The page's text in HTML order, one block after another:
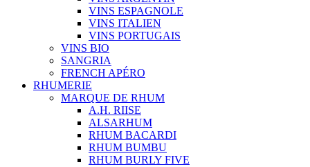
VINS ESPAGNOLE
VINS ITALIEN
VINS PORTUGAIS
VINS BIO
SANGRIA
FRENCH APÉRO
RHUMERIE
MARQUE DE RHUM
A.H. RIISE
ALSARHUM
RHUM BACARDI
RHUM BUMBU
RHUM BURLY FIVE